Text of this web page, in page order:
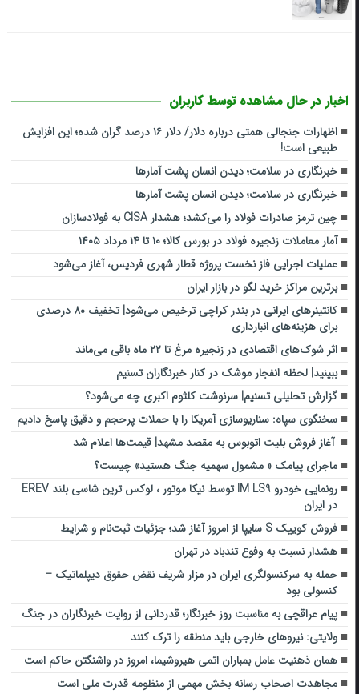
اخبار در حال مشاهده توسط کاربران
اظهارات جنجالی همتی درباره دلار/ دلار ۱۶ درصد گران شده؛ این افزایش
طبیعی است!
خبرنگاری در سلامت؛ دیدن انسان پشت آمارها
خبرنگاری در سلامت؛ دیدن انسان پشت آمارها
چین ترمز صادرات فولاد را می‌کشد؛ هشدار CISA به فولادسازان
آمار معاملات زنجیره فولاد در بورس کالا؛ ۱۰ تا ۱۴ مرداد ۱۴۰۵
عملیات اجرایی فاز نخست پروژه قطار شهری فردیس، آغاز می‌شود
برترین مراکز خرید لگو در بازار ایران
کانتینرهای ایرانی در بندر کراچی ترخیص می‌شود| تخفیف ۸۰ درصدی
برای هزینه‌های انبارداری
اثر شوک‌های اقتصادی در زنجیره مرغ تا ۲۲ ماه باقی می‌ماند
ببینید| لحظه انفجار موشک‌ در کنار خبرنگاران تسنیم
گزارش تحلیلی تسنیم| سرنوشت کلثوم اکبری چه می‌شود؟
سخنگوی سپاه: سناریوسازی آمریکا را با حملات پرحجم‌‌ و دقیق‌ پاسخ دادیم
آغاز فروش بلیت اتوبوس به مقصد مشهد| قیمت‌ها اعلام شد
ماجرای پیامک « مشمول سهمیه جنگ هستید» چیست؟
رونمایی خودرو IM LS9 توسط نیکا موتور ، لوکس ترین شاسی بلند EREV
در ایران
فروش کوییک S سایپا از امروز آغاز شد؛ جزئیات ثبت‌نام و شرایط
هشدار نسبت به وفوع تندباد در تهران
حمله به سرکنسولگری ایران در مزار شریف نقض حقوق دیپلماتیک –
کنسولی بود
پیام عراقچی به مناسبت روز خبرنگار؛ قدردانی از روایت خبرنگاران در جنگ
ولایتی: نیروهای خارجی باید منطقه را ترک کنند
همان ذهنیت عامل بمباران اتمی هیروشیما، امروز در واشنگتن حاکم است
مجاهدت اصحاب رسانه بخش مهمی از منظومه قدرت ملی است